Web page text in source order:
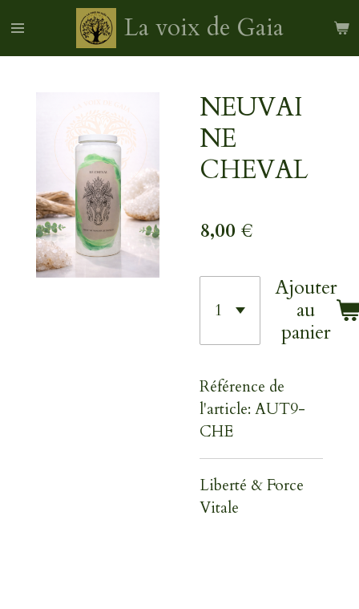
La voix de Gaia
NEUVAI
NE
CHEVAL
8,00 €
Ajouter
au
panier
Référence de
l'article:AUT9-
CHE
Liberté & Force
Vitale